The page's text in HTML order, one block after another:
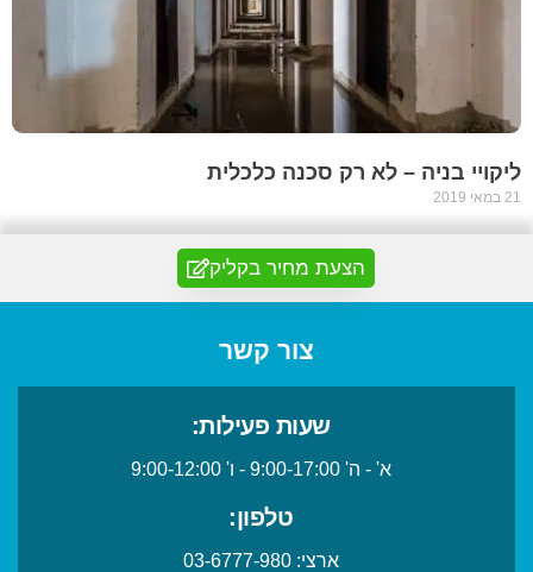
ליקויי בניה – לא רק סכנה כלכלית
21 במאי 2019
הצעת מחיר בקליק
צור קשר
שעות פעילות:
א' - ה' 9:00-17:00 - ו' 9:00-12:00
טלפון:
ארצי:03-6777-980